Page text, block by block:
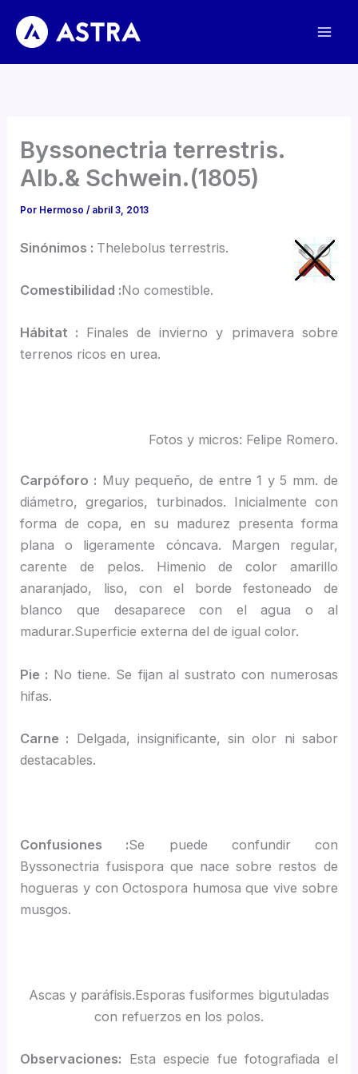
contenido
Byssonectria terrestris.
Alb.& Schwein.(1805)
Por Hermoso/ abril 3, 2013
Sinónimos : Thelebolus terrestris.
Comestibilidad :No comestible.
Hábitat : Finales de invierno y primavera sobre
terrenos ricos en urea.
Fotos y micros: Felipe Romero.
Carpóforo : Muy pequeño, de entre 1 y 5 mm. de
diámetro, gregarios, turbinados. Inicialmente con
forma de copa, en su madurez presenta forma
plana o ligeramente cóncava. Margen regular,
carente de pelos. Himenio de color amarillo
anaranjado, liso, con el borde festoneado de
blanco que desaparece con el agua o al
madurar.Superficie externa del de igual color.
Pie : No tiene. Se fijan al sustrato con numerosas
hifas.
Carne : Delgada, insignificante, sin olor ni sabor
destacables.
Confusiones :Se puede confundir con
Byssonectria fusispora que nace sobre restos de
hogueras y con Octospora humosa que vive sobre
musgos.
Ascas y paráfisis.Esporas fusiformes bigutuladas
con refuerzos en los polos.
Observaciones: Esta especie fue fotografiada el